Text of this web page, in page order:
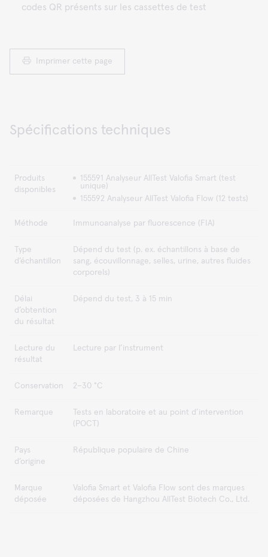
codes QR présents sur les cassettes de test
Imprimer cette page
Spécifications techniques
Produits
disponibles
155591 Analyseur AllTest Valofia Smart (test
unique)
155592 Analyseur AllTest Valofia Flow (12 tests)
Méthode Immunoanalyse par fluorescence (FIA)
Type
d’échantillon
Dépend du test (p. ex. échantillons à base de
sang, écouvillonnage, selles, urine, autres fluides
corporels)
Délai
d’obtention
du résultat
Dépend du test, 3 à 15 min
Lecture du
résultat
Lecture par l’instrument
Conservation 2–30 °C
Remarque
Tests en laboratoire et au point d’intervention
(POCT)
Pays
d’origine
République populaire de Chine
Marque
déposée
Valofia Smart et Valofia Flow sont des marques
déposées de Hangzhou AllTest Biotech Co., Ltd.